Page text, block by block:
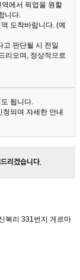
에서 픽업을 원할
니다.
도착바랍니다. (예
고 판단될 시 전일
리오며, 정상적으로
됩니다.
되며 자세한 안내
리겠습니다.
복리 331번지 게르마